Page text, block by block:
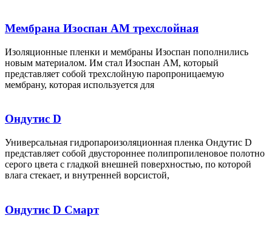
Мембрана Изоспан AМ трехслойная
Изоляционные пленки и мембраны Изоспан пополнились
новым материалом. Им стал Изоспан АМ, который
представляет собой трехслойную паропроницаемую
мембрану, которая используется для
Ондутис D
Универсальная гидропароизоляционная пленка Ондутис D
представляет собой двустороннее полипропиленовое полотно
серого цвета с гладкой внешней поверхностью, по которой
влага стекает, и внутренней ворсистой,
Ондутис D Смарт